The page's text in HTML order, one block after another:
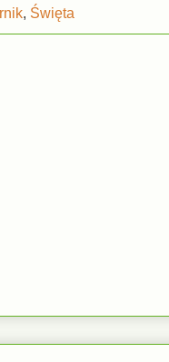
, Święta